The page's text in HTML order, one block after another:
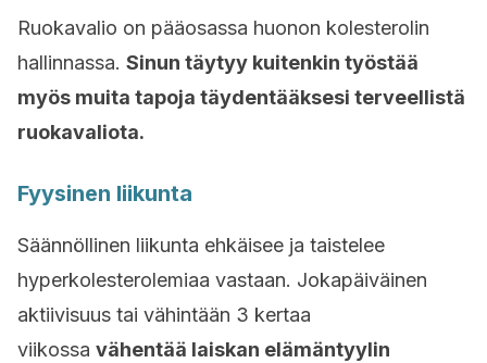
Ruokavalio on pääosassa huonon kolesterolin
hallinnassa. Sinun täytyy kuitenkin työstää
myös muita tapoja täydentääksesi terveellistä
ruokavaliota.
Fyysinen liikunta
Säännöllinen liikunta ehkäisee ja taistelee
hyperkolesterolemiaa vastaan. Jokapäiväinen
aktiivisuus tai vähintään 3 kertaa
viikossa vähentää laiskan elämäntyylin